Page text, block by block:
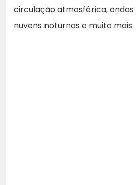
circulação atmosférica, ondas
nuvens noturnas e muito mais.